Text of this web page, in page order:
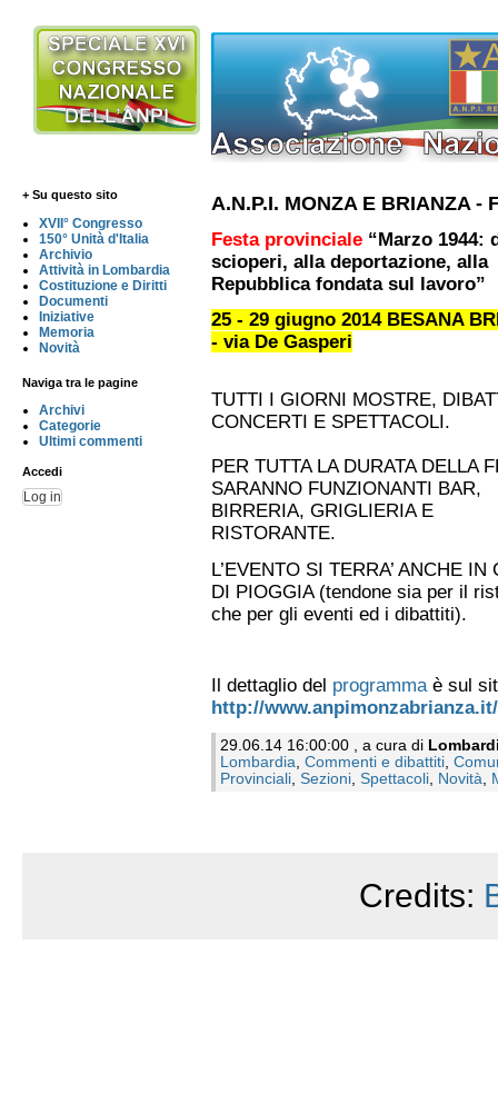
+ Su questo sito
XVII° Congresso
150° Unità d'Italia
Archivio
Attività in Lombardia
Costituzione e Diritti
Documenti
Iniziative
Memoria
Novità
Naviga tra le pagine
Archivi
Categorie
Ultimi commenti
Accedi
Log in
A.N.P.I. MONZA E BRIANZA -
Festa provinciale “Marzo 1944:
scioperi, alla deportazione, alla
Repubblica fondata sul lavoro”
25 - 29 giugno 2014 BESANA
- via De Gasperi
TUTTI I GIORNI MOSTRE,
CONCERTI E SPETTACOLI.
PER TUTTA LA DURATA DELLA
SARANNO FUNZIONANTI BAR,
BIRRERIA, GRIGLIERIA E
RISTORANTE.
L’EVENTO SI TERRA’ ANCHE IN
DI PIOGGIA (tendone sia per il
che per gli eventi ed i dibattiti).
Il dettaglio del programmaè sul
http://
29.06.14 16:00:00 , a cura di
Lombardia, Commenti e dibattiti,
Provinciali, Sezioni, Spettacoli, Novità,
Credits: